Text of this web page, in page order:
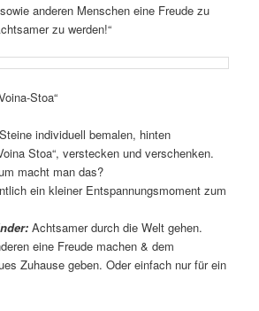
anderen Menschen eine Freude zu
zu werden!“
Stoa“
individuell bemalen, hinten
Stoa“, verstecken und verschenken.
macht man das?
ein kleiner Entspannungsmoment zum
Achtsamer durch die Welt gehen.
eine Freude machen & dem
Zuhause geben. Oder einfach nur für ein